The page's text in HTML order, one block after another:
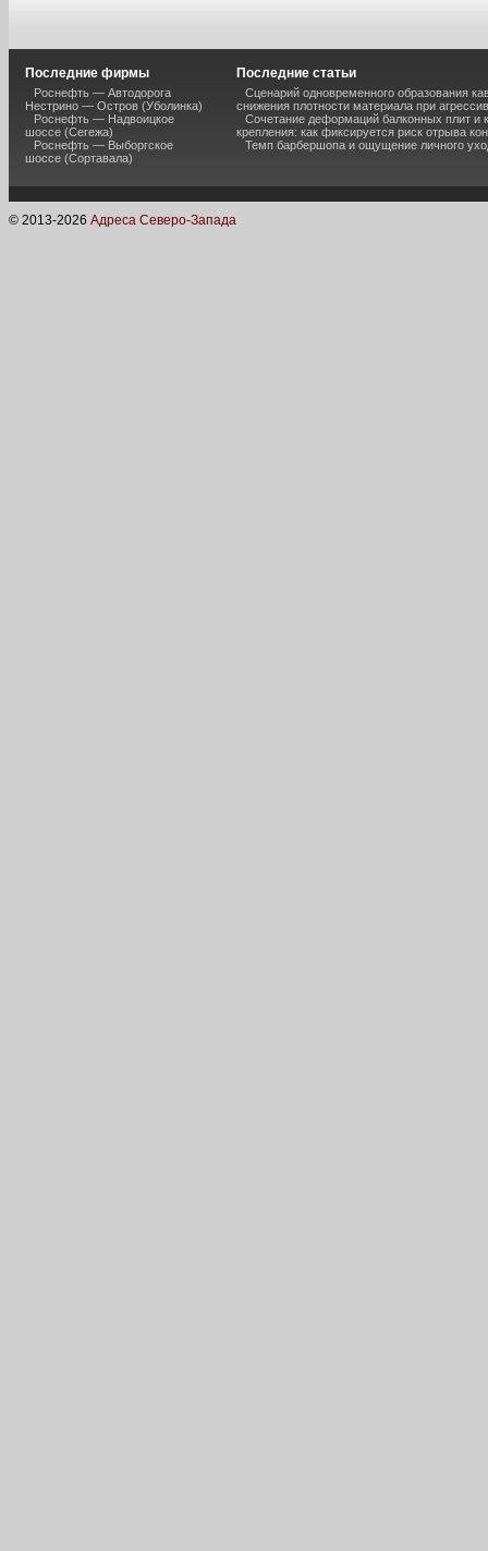
Последние фирмы
Роснефть — Автодорога
Нестрино — Остров (Уболинка)
Роснефть — Надвоицкое
шоссе (Сегежа)
Роснефть — Выборгское
шоссе (Сортавала)
Последние статьи
Сценарий одновременного образования
снижения плотности материала при
Сочетание деформаций балконных плит и
крепления: как фиксируется риск отрыва
Темп барбершопа и ощущение личного
© 2013-2026 Адреса Северо-Запада